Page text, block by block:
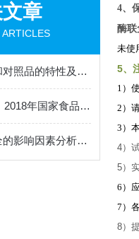
章
ARTICLES
抗生素标准品和对照品的特性及应用注意问题
对比丨2017年、2018年国家食品安全抽检项目
畜产品质量安全的影响因素分析及解决方案
4、
酶联
未使
5、
1）
2）
3）
4）
5）
6）
7）
8）